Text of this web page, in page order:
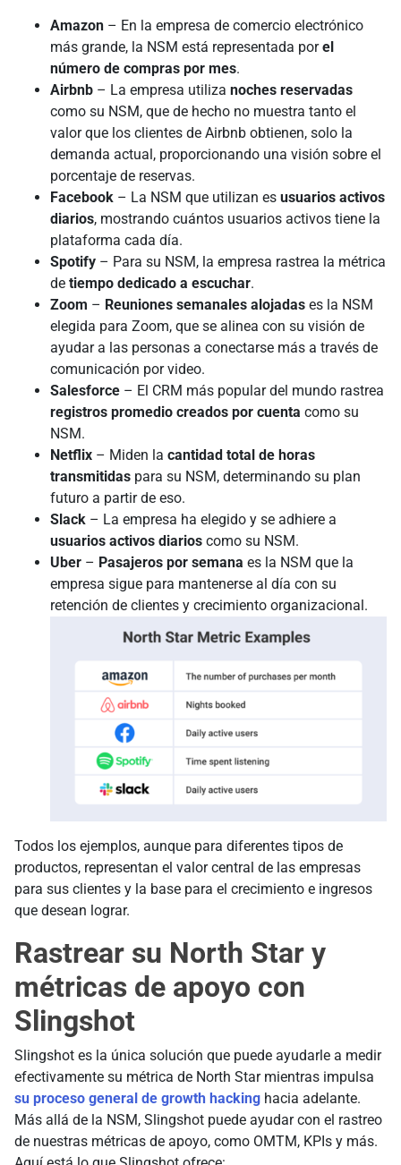
Amazon – En la empresa de comercio electrónico
más grande, la NSM está representada porel
número de compras por mes.
Airbnb – La empresa utiliza noches reservadas
como su NSM, que de hecho no muestra tanto el
valor que los clientes de Airbnb obtienen, solo la
demanda actual, proporcionando una visión sobre el
porcentaje de reservas.
Facebook – La NSM que utilizan es usuarios activos
diarios, mostrando cuántos usuarios activos tiene la
plataforma cada día.
Spotify – Para su NSM, la empresa rastrea la métrica
de tiempo dedicado a escuchar.
Zoom – Reuniones semanales alojadas es la NSM
elegida para Zoom, que se alinea con su visión de
ayudar a las personas a conectarse más a través de
comunicación por video.
Salesforce – El CRM más popular del mundo rastrea
registros promedio creados por cuenta como su
NSM.
Netflix – Miden la cantidad total de horas
transmitidas para su NSM, determinando su plan
futuro a partir de eso.
Slack – La empresa ha elegido y se adhiere a
usuarios activos diarios como su NSM.
Uber – Pasajeros por semana es la NSM que la
empresa sigue para mantenerse al día con su
retención de clientes y crecimiento organizacional.
Todos los ejemplos, aunque para diferentes tipos de
productos, representan el valor central de las empresas
para sus clientes y la base para el crecimiento e ingresos
que desean lograr.
Rastrear su North Star y
métricas de apoyo con
Slingshot
Slingshot es la única solución que puede ayudarle a medir
efectivamente su métrica de North Star mientras impulsa
su proceso general de growth hacking hacia adelante.
Más allá de la NSM, Slingshot puede ayudar con el rastreo
de nuestras métricas de apoyo, como OMTM, KPIs y más.